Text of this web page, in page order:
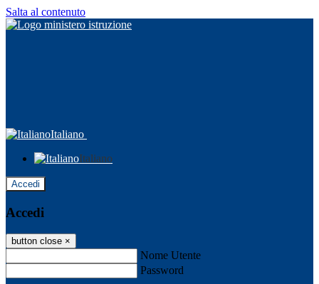
Salta al contenuto
Italiano
Italiano
Accedi
Accedi
button close ×
Nome Utente
Password